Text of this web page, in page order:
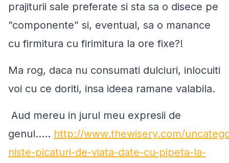
prajiturii sale preferate si sta sa o disece pe
”componente” si, eventual, sa o manance
cu firmitura cu firimitura la ore fixe?!
Ma rog, daca nu consumati dulciuri, inlocuiti
voi cu ce doriti, insa ideea ramane valabila.
Aud mereu in jurul meu expresii de
genul..... http://www.thewisery.com/
niste-picaturi-de-viata-date-cu-pipeta-la-